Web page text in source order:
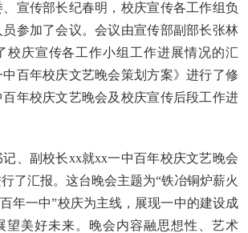
宣传部长纪春明，校庆宣传各工作组负
参加了会议。会议由宣传部副部长张林
校庆宣传各工作小组工作进展情况的汇
百年校庆文艺晚会策划方案》进行了修
年校庆文艺晚会及校庆宣传后段工作进
、副校长xx就xx一中百年校庆文艺晚会
了汇报。这台晚会主题为“铁冶铜炉薪火
年一中”校庆为主线，展现一中的建设成
望美好未来。晚会内容融思想性、艺术